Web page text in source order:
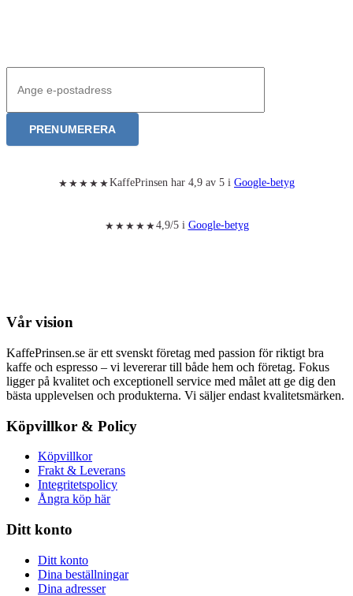
PRENUMERERA
★★★★★KaffePrinsen har 4,9 av 5 i Google-betyg
★★★★★4,9/5 i Google-betyg
Vår vision
KaffePrinsen.se är ett svenskt företag med passion för riktigt bra
kaffe och espresso – vi levererar till både hem och företag. Fokus
ligger på kvalitet och exceptionell service med målet att ge dig den
bästa upplevelsen och produkterna. Vi säljer endast kvalitetsmärken.
Köpvillkor & Policy
Köpvillkor
Frakt & Leverans
Integritetspolicy
Ångra köp här
Ditt konto
Ditt konto
Dina beställningar
Dina adresser